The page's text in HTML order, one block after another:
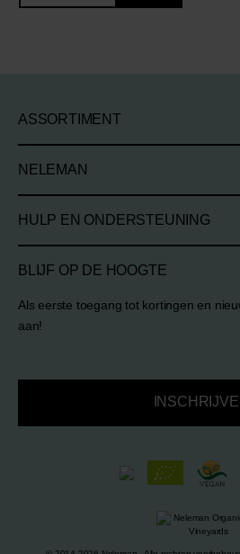
ASSORTIMENT
NELEMAN
HULP EN ONDERSTEUNING
BLIJF OP DE HOOGTE
Als eerste toegang tot kortingen en
aan!